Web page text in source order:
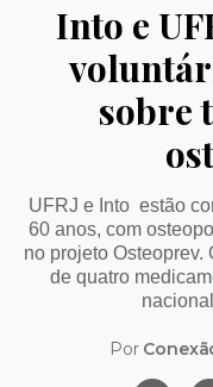
Into e
sobre
UFRJ e Into estão
60 anos, com
no projeto Osteoprev.
de quatro
Por